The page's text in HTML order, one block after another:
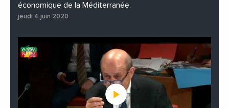
économique de la Méditerranée.
jeudi 4 juin 2020